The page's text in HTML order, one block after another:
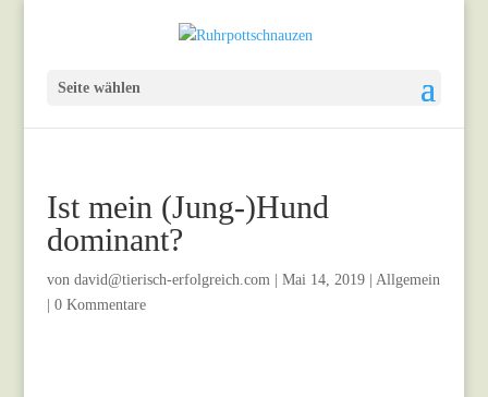
Seite wählen
Ist mein (Jung-)Hund
dominant?
von david@tierisch-erfolgreich.com| Mai 14, 2019| Allgemein
0 Kommentare